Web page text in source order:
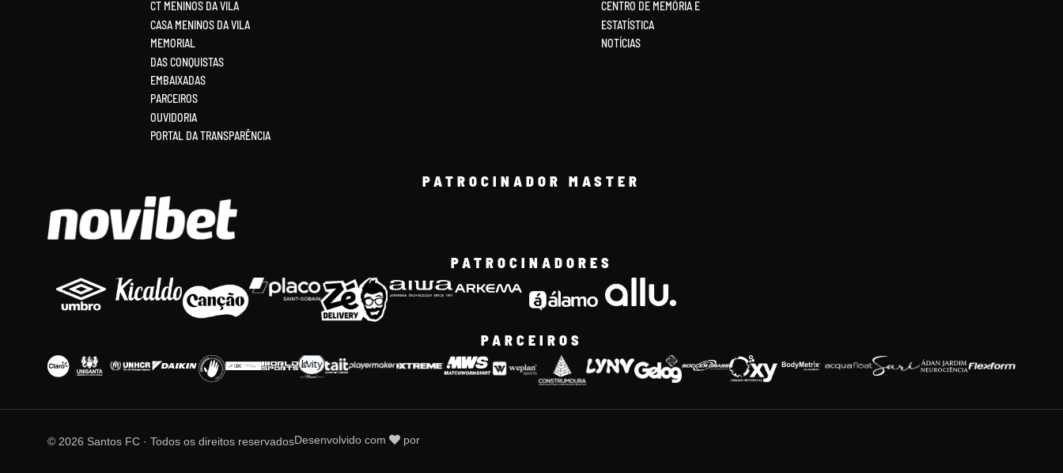
CT MENINOS DA VILA
CASA MENINOS DA VILA
MEMORIAL
DAS CONQUISTAS
EMBAIXADAS
PARCEIROS
OUVIDORIA
PORTAL DA TRANSPARÊNCIA
CENTRO DE MEMÓRIA E
ESTATÍSTICA
NOTÍCIAS
PATROCINADOR MASTER
PATROCINADORES
PARCEIROS
© 2026 Santos FC · Todos os direitos reservadosDesenvolvido com por